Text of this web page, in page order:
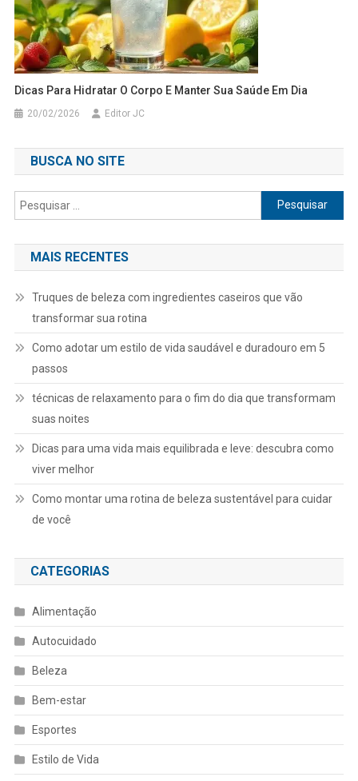
Dicas Para Hidratar O Corpo E Manter Sua Saúde Em Dia
20/02/2026 Editor JC
BUSCA NO SITE
Pesquisar
por:
MAIS RECENTES
Truques de beleza com ingredientes caseiros que vão
transformar sua rotina
Como adotar um estilo de vida saudável e duradouro em 5
passos
técnicas de relaxamento para o fim do dia que transformam
suas noites
Dicas para uma vida mais equilibrada e leve: descubra como
viver melhor
Como montar uma rotina de beleza sustentável para cuidar
de você
CATEGORIAS
Alimentação
Autocuidado
Beleza
Bem-estar
Esportes
Estilo de Vida